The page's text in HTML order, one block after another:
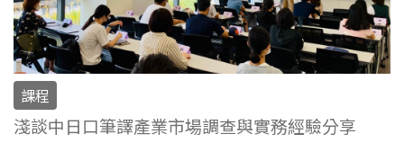
課程
淺談中日口筆譯產業市場調查與實務經驗分享